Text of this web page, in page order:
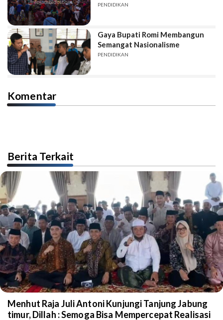
PENDIDIKAN
Gaya Bupati Romi Membangun
Semangat Nasionalisme
PENDIDIKAN
Komentar
Berita Terkait
Menhut Raja Juli Antoni Kunjungi Tanjung Jabung
timur, Dillah : Semoga Bisa Mempercepat Realisasi